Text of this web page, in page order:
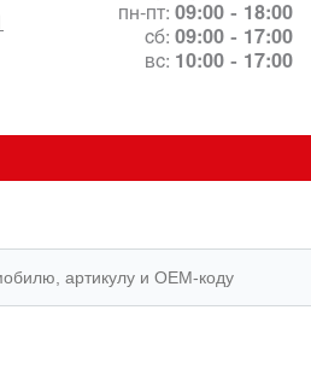
пн-пт: 09:00 - 18:00
сб: 09:00 - 17:00
вс: 10:00 - 17:00